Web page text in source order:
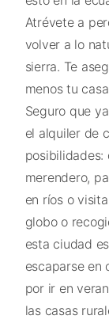
Atrévete a
volver a lo
sierra. Te
menos tu
Seguro que
el alquiler de
posibilidades:
merendero,
en ríos o
globo o
esta ciudad
escaparse en
por ir en
las casas